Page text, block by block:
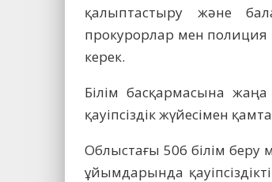
қалыптастыру және
прокурорлар мен полиция
керек.
Білім басқармасына
қауіпсіздік жүйесімен
Облыстағы 506 білім
ұйымдарында